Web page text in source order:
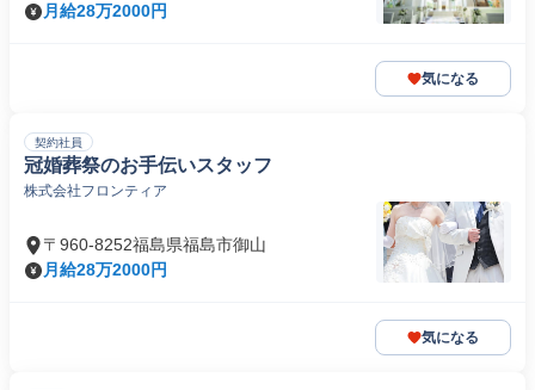
月給28万2000円
気になる
契約社員
冠婚葬祭のお手伝いスタッフ
株式会社フロンティア
〒960-8252福島県福島市御山
月給28万2000円
気になる